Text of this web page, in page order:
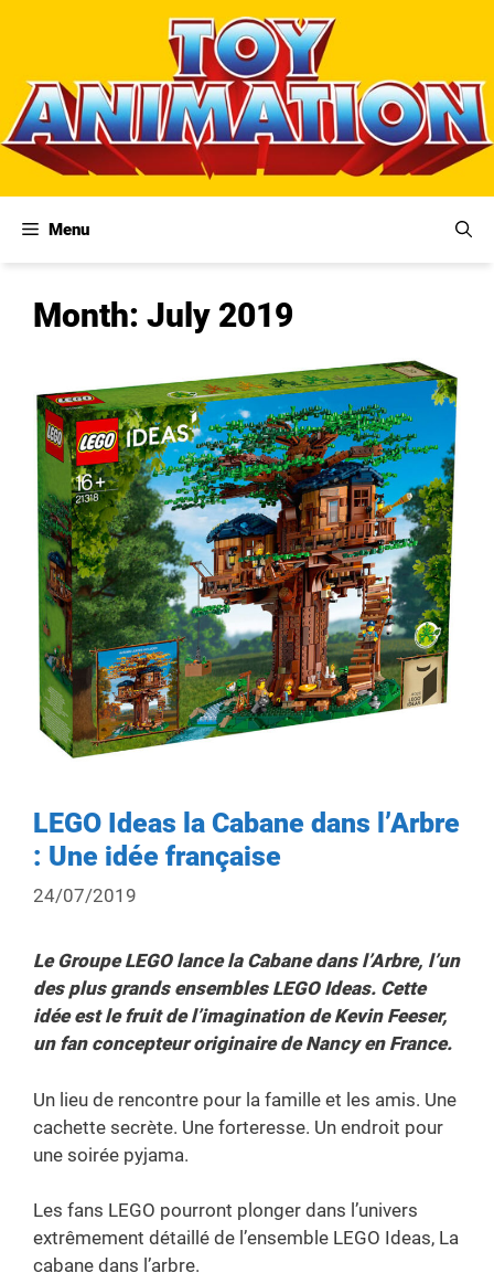
Menu
Month: July 2019
LEGO Ideas la Cabane dans l’Arbre
: Une idée française
24/07/2019
Le Groupe LEGO lance la Cabane dans l’Arbre, l’un
des plus grands ensembles LEGO Ideas. Cette
idée est le fruit de l’imagination de Kevin Feeser,
un fan concepteur originaire de Nancy en France.
Un lieu de rencontre pour la famille et les amis. Une
cachette secrète. Une forteresse. Un endroit pour
une soirée pyjama.
Les fans LEGO pourront plonger dans l’univers
extrêmement détaillé de l’ensemble LEGO Ideas, La
cabane dans l’arbre.